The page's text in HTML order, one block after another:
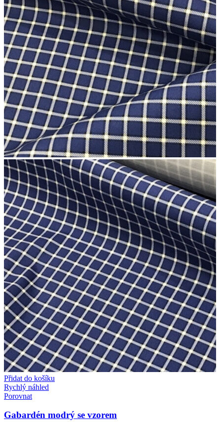
Přidat do košíku
Rychlý náhled
Porovnat
Gabardén modrý se vzorem